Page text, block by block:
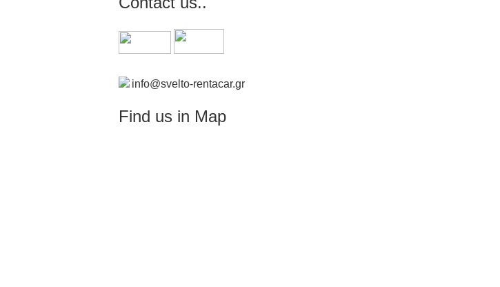
info@svelto-rentacar.gr
Find us in Map